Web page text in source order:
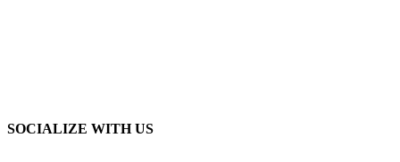
SOCIALIZE WITH US